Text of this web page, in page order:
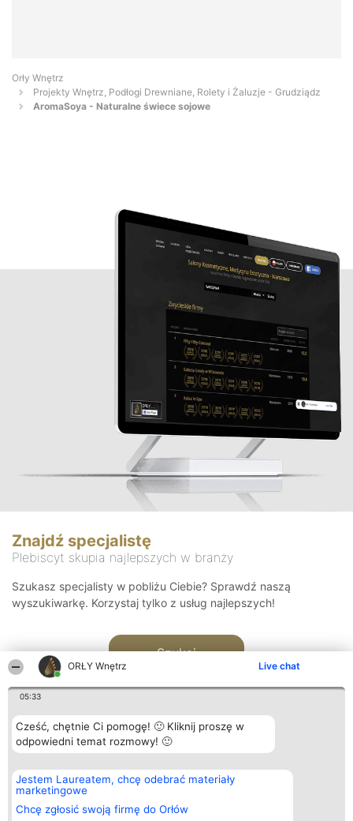
ORŁY Wnętrz Live chat
05:33
Cześć, chętnie Ci pomogę! 🙂 Kliknij proszę w
odpowiedni temat rozmowy! 🙂
Jestem Laureatem, chcę odebrać materiały
marketingowe
Chcę zgłosić swoją firmę do Orłów
Orły Wnętrz
Projekty Wnętrz, Podłogi Drewniane, Rolety i Żaluzje - Grudziądz
AromaSoya - Naturalne świece sojowe
Znajdź specjalistę
Plebiscyt skupia najlepszych w branży
Szukasz specjalisty w pobliżu Ciebie? Sprawdź naszą
wyszukiwarkę. Korzystaj tylko z usług najlepszych!
Szukaj
Organizator plebiscytu
Bright Side Solutions sp. z o.
o. sp. k.
ul. Ruska 22
Wrocław 50-079
Plebiscyt
Laureaci
wszystkich
Laureatów
Kontakt
Kontakt